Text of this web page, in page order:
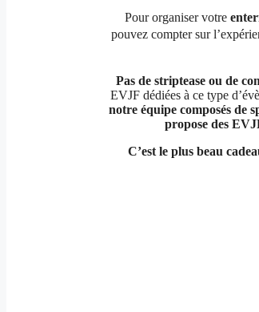
Pour organiser votre
pouvez compter sur
Pas de striptease ou de
EVJF dédiées à ce type
notre équipe composés de
propose des
C’est le plus beau